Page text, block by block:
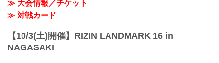
≫ 大会情報／チケット
≫ 対戦カード
【10/3(土)開催】RIZIN LANDMARK 16 in
NAGASAKI